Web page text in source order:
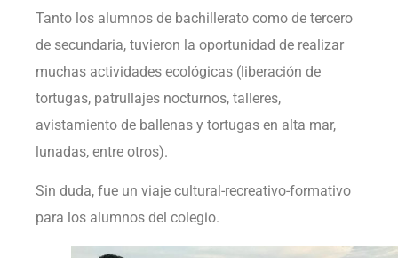
Tanto los alumnos de bachillerato como de tercero
de secundaria, tuvieron la oportunidad de realizar
muchas actividades ecológicas (liberación de
tortugas, patrullajes nocturnos, talleres,
avistamiento de ballenas y tortugas en alta mar,
lunadas, entre otros).
Sin duda, fue un viaje cultural-recreativo-formativo
para los alumnos del colegio.